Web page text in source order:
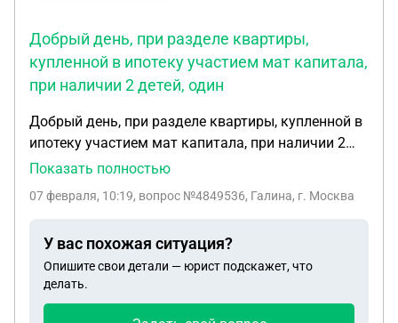
Добрый день, при разделе квартиры,
купленной в ипотеку участием мат капитала,
при наличии 2 детей, один
Добрый день, при разделе квартиры, купленной в
ипотеку участием мат капитала, при наличии 2
детей, один совершеннолетний, второй-
совершеннолетний ребёнок долей в квартире и по
Показать полностью
07 февраля, 10:19, вопрос №4849536, Галина, г. Москва
У вас похожая ситуация?
Опишите свои детали — юрист подскажет, что
делать.